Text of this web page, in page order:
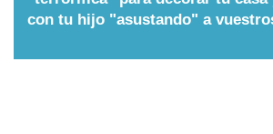
Nombres
con tu hijo "asustando" a